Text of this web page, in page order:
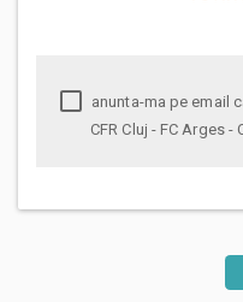
CFR Cluj - FC Arges -